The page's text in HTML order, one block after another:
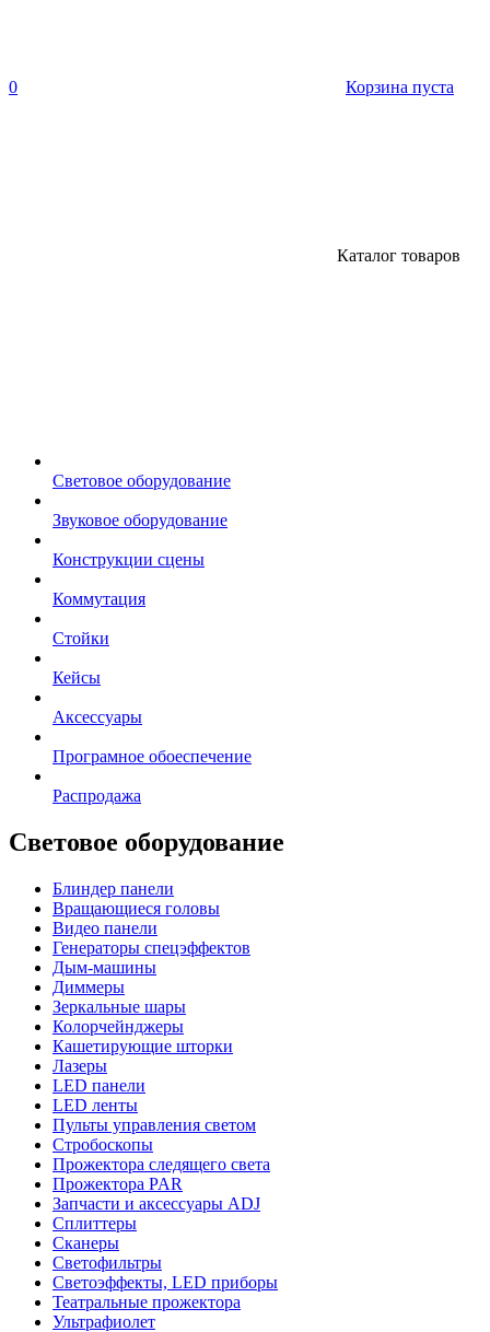
0 Корзина пуста
Каталог товаров
Световое оборудование
Звуковое оборудование
Конструкции сцены
Коммутация
Стойки
Кейсы
Аксессуары
Програмное обоеспечение
Распродажа
Световое оборудование
Блиндер панели
Вращающиеся головы
Видео панели
Генераторы спецэффектов
Дым-машины
Диммеры
Зеркальные шары
Колорчейнджеры
Кашетирующие шторки
Лазеры
LED панели
LED ленты
Пульты управления светом
Стробоскопы
Прожектора следящего света
Прожектора PAR
Запчасти и аксессуары ADJ
Сплиттеры
Сканеры
Светофильтры
Светоэффекты, LED приборы
Театральные прожектора
Ультрафиолет